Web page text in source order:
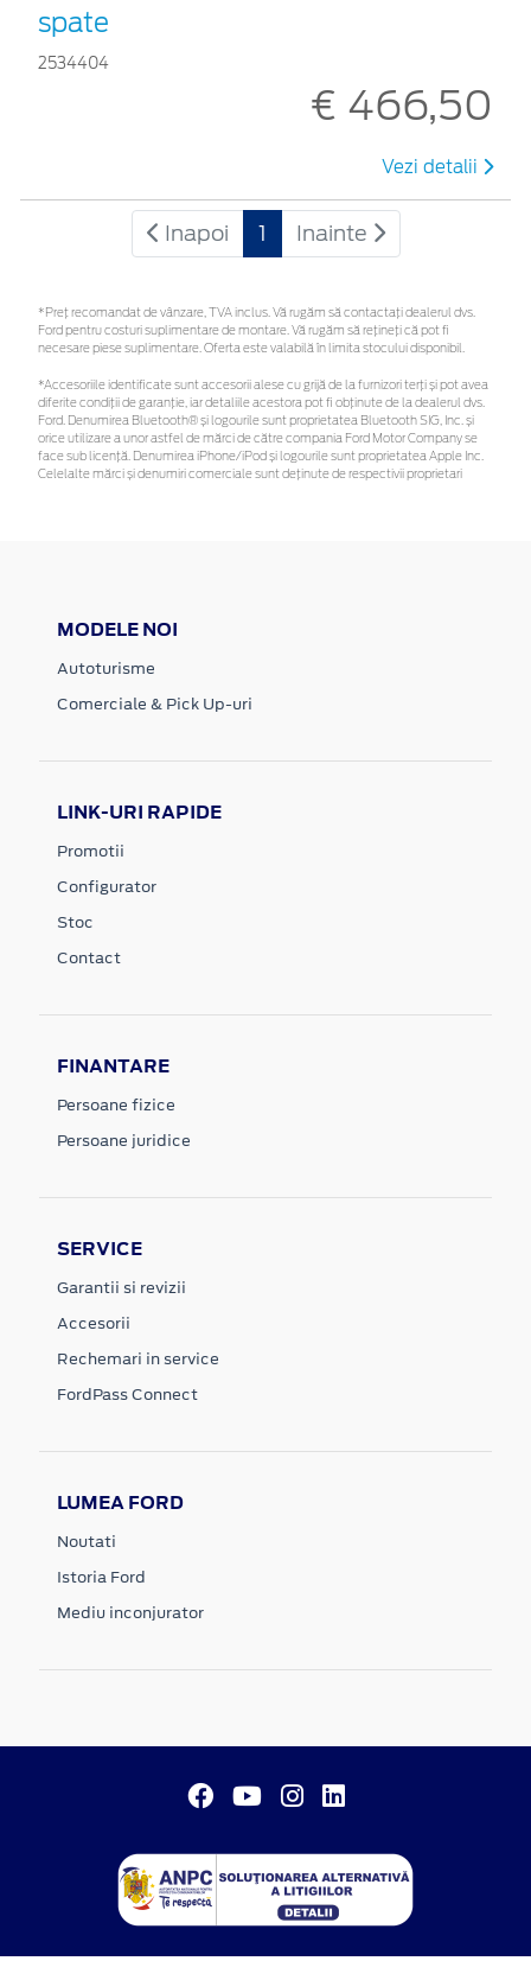
spate
2534404
€ 466,50
Vezi detalii
Inapoi 1 Inainte
*Preţ recomandat de vânzare, TVA inclus. Vă rugăm să contactaţi dealerul dvs.
Ford pentru costuri suplimentare de montare. Vă rugăm să rețineți că pot fi
necesare piese suplimentare. Oferta este valabilă în limita stocului disponibil.
*Accesoriile identificate sunt accesorii alese cu grijă de la furnizori terți și pot avea
diferite condiții de garanție, iar detaliile acestora pot fi obținute de la dealerul dvs.
Ford. Denumirea Bluetooth® și logourile sunt proprietatea Bluetooth SIG, Inc. și
orice utilizare a unor astfel de mărci de către compania Ford Motor Company se
face sub licență. Denumirea iPhone/iPod și logourile sunt proprietatea Apple Inc.
Celelalte mărci și denumiri comerciale sunt deținute de respectivii proprietari
MODELE NOI
Autoturisme
Comerciale & Pick Up-uri
LINK-URI RAPIDE
Promotii
Configurator
Stoc
Contact
FINANTARE
Persoane fizice
Persoane juridice
SERVICE
Garantii si revizii
Accesorii
Rechemari in service
FordPass Connect
LUMEA FORD
Noutati
Istoria Ford
Mediu inconjurator